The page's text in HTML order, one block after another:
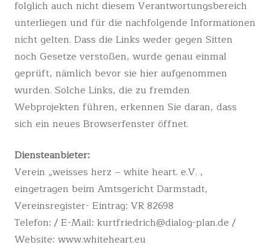
folglich auch nicht diesem Verantwortungsbereich
unterliegen und für die nachfolgende Informationen
nicht gelten. Dass die Links weder gegen Sitten
noch Gesetze verstoßen, wurde genau einmal
geprüft, nämlich bevor sie hier aufgenommen
wurden. Solche Links, die zu fremden
Webprojekten führen, erkennen Sie daran, dass
sich ein neues Browserfenster öffnet.
Diensteanbieter:
Verein „weisses herz – white heart. e.V. ,
eingetragen beim Amtsgericht Darmstadt,
Vereinsregister- Eintrag: VR 82698
Telefon: / E-Mail: kurtfriedrich@dialog-plan.de /
Website: www.whiteheart.eu